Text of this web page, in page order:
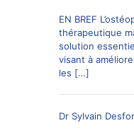
EN BREF
thérapeutique
solution
visant à
les […]
Dr Sylvain